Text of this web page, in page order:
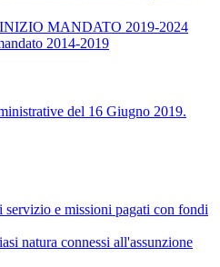
MANDATO 2019-2024
2014-2019
del 16 Giugno 2019.
e missioni pagati con fondi
natura connessi all'assunzione